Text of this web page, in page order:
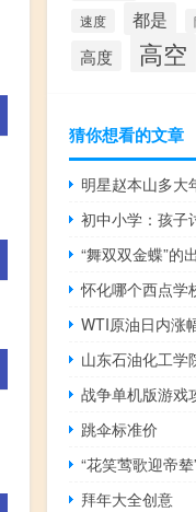
速度 都是
高度 高空
猜你想看的文章
明星赵本山多大
“舞双双金蝶”的
怀化哪个西点学
WTI原油日内涨
战争单机版游戏
跳伞标准价
“花笑莺歌迎帝
拜年大全创意